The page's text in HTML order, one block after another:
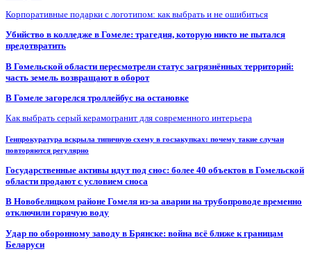
Корпоративные подарки с логотипом: как выбрать и не ошибиться
Убийство в колледже в Гомеле: трагедия, которую никто не пытался
предотвратить
В Гомельской области пересмотрели статус загрязнённых территорий:
часть земель возвращают в оборот
В Гомеле загорелся троллейбус на остановке
Как выбрать серый керамогранит для современного интерьера
Генпрокуратура вскрыла типичную схему в госзакупках: почему такие случаи
повторяются регулярно
Государственные активы идут под снос: более 40 объектов в Гомельской
области продают с условием сноса
В Новобелицком районе Гомеля из-за аварии на трубопроводе временно
отключили горячую воду
Удар по оборонному заводу в Брянске: война всё ближе к границам
Беларуси